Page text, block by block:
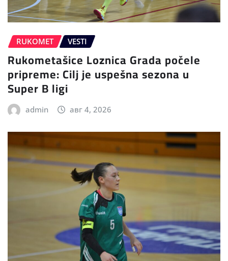
RUKOMET VESTI
Rukometašice Loznica Grada počele
pripreme: Cilj je uspešna sezona u
Super B ligi
admin авг 4, 2026